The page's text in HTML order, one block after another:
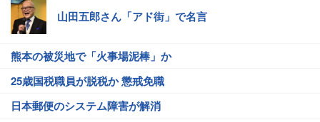
山田五郎さん「アド街」で名言
熊本の被災地で「火事場泥棒」か
25歳国税職員が脱税か 懲戒免職
日本郵便のシステム障害が解消